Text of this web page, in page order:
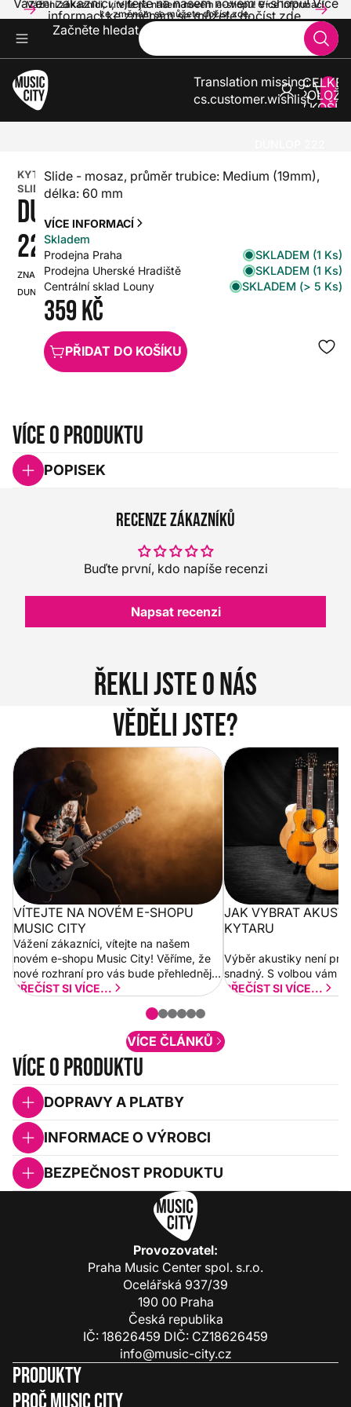
Vážení zákazníci, vítejte na našem novém e-shopu! Více informací
ke změnám se můžete dočíst zde.
Vážení zákazníci, vítejte na našem novém e-shopu! Více
informací ke změnám se můžete dočíst zde.
Začněte hledat
Translation missing:
cs.customer.wishlist
V
0
KYTAROVÝ
SLIDE
DUNLOP
222
ZNAČKA:
DUNLOP
SKU:
HX0000000023571
Slide - mosaz, průměr trubice: Medium (19mm),
délka: 60 mm
VÍCE INFORMACÍ
Skladem
Prodejna Praha
SKLADEM (1 Ks)
Prodejna Uherské Hradiště
SKLADEM (1 Ks)
Centrální sklad Louny
SKLADEM (> 5 Ks)
359 Kč
PŘIDAT DO KOŠÍKU
Více o produktu
POPISEK
Recenze zákazníků
Buďte první, kdo napíše recenzi
Napsat recenzi
Řekli jste o nás
Věděli jste?
Vítejte na novém e-shopu Music
City
VÍTEJTE NA NOVÉM E-SHOPU
MUSIC CITY
Vážení zákazníci, vítejte na našem
novém e-shopu Music City! Věříme, že
nové rozhraní pro vás bude přehlednější
a rychlejší. Postupně budeme přidávat
PŘEČÍST SI VÍCE...
Jak vybrat
JAK VYBRAT
KYTARU
Výběr akustiky není pro
snadný. S volbou vám
PŘEČÍST SI VÍCE...
VÍCE ČLÁNKŮ
Více o produktu
DOPRAVY A PLATBY
INFORMACE O VÝROBCI
BEZPEČNOST PRODUKTU
Provozovatel:
Praha Music Center spol. s.r.o.
Ocelářská 937/39
190 00 Praha
Česká republika
IČ: 18626459 DIČ: CZ18626459
info@music-city.cz
Produkty
Proč Music City